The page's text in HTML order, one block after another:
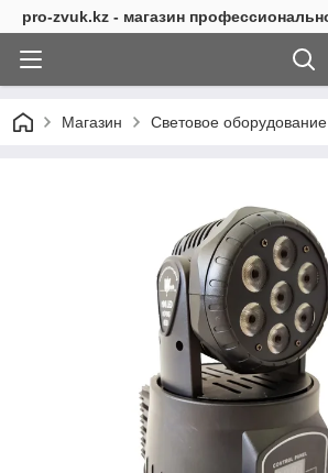
pro-zvuk.kz - магазин
Магазин Световое